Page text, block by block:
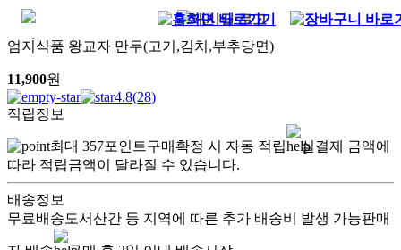
엄지식품 왕교자 만두(고기,김치,부추당면)
11,900원
4.8(28)
적립정보
최대 357포인트구매확정 시 자동 적립
실결제 금액에
따라 적립금액이 달라질 수 있습니다.
배송정보
무료배송도서산간 등 지역에 따른 추가 배송비 발생 가능판매